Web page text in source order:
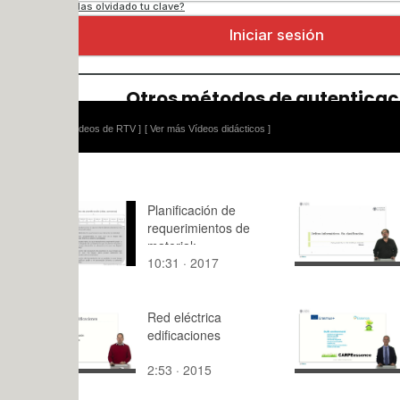
[ Ver más Vídeos didácticos ]
Planificación de
requerimientos de
material:
procedimiento de
10:31 · 2017
Delitos
Su
10:34 ·
Red eléctrica
edificaciones
2:53 · 2015
Built
15:27 ·